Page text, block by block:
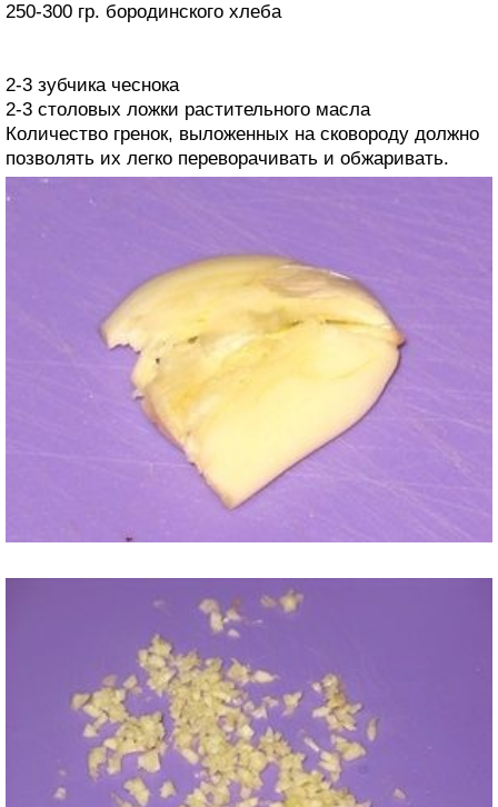
250-300 гр. бородинского хлеба
2-3 зубчика чеснока
2-3 столовых ложки растительного масла
Количество гренок, выложенных на сковороду должно
позволять их легко переворачивать и обжаривать.